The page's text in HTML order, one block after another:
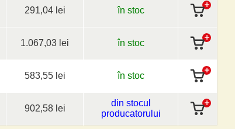
291,04 lei în stoc
1.067,03 lei în stoc
583,55 lei în stoc
902,58 lei
din stocul
producatorului